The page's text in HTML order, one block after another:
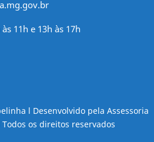
11h e 13h às 17h
l Desenvolvido pela Assessoria
os direitos reservados